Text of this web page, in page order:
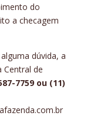
do
a checagem
dúvida, a
de
7759 ou (11)